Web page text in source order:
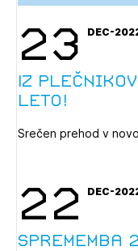
23 DEC-
Iz
leto!
Srečen prehod v
22 DEC-
Sprememba